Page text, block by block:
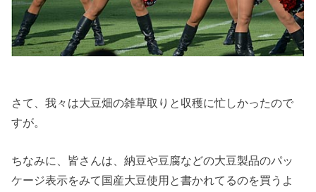
さて、我々は大豆畑の雑草取りと収穫に忙しかったので
すが。
ちなみに、皆さんは、納豆や豆腐などの大豆製品のパッ
ケージ表示をみて国産大豆使用と書かれてるのを買うよ